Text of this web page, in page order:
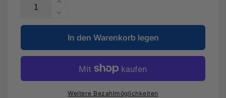
Erhöhe
die
Menge
für
SPORT
SERIE
Ladeluftkühler
mit
TÜV
Verringere
die
Menge
für
SPORT
SERIE
Ladeluftkühler
mit
In den Warenkorb legen
Weitere Bezahlmöglichkeiten